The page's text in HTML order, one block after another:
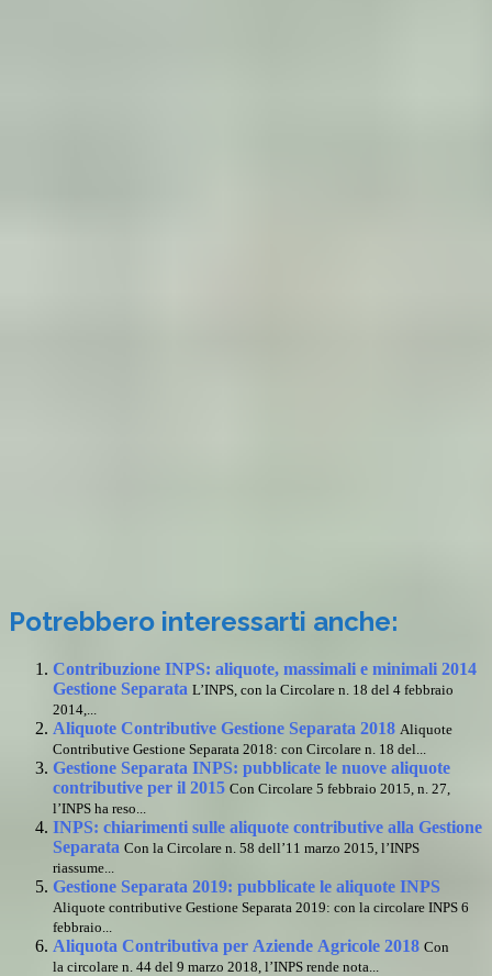
Potrebbero interessarti anche:
Contribuzione INPS: aliquote, massimali e minimali 2014
Gestione Separata L’INPS, con la Circolare n. 18 del 4 febbraio
2014,...
Aliquote Contributive Gestione Separata 2018 Aliquote
Contributive Gestione Separata 2018: con Circolare n. 18 del...
Gestione Separata INPS: pubblicate le nuove aliquote
contributive per il 2015 Con Circolare 5 febbraio 2015, n. 27,
l’INPS ha reso...
INPS: chiarimenti sulle aliquote contributive alla Gestione
Separata Con la Circolare n. 58 dell’11 marzo 2015, l’INPS
riassume...
Gestione Separata 2019: pubblicate le aliquote INPS
Aliquote contributive Gestione Separata 2019: con la circolare INPS 6
febbraio...
Aliquota Contributiva per Aziende Agricole 2018 Con
la circolare n. 44 del 9 marzo 2018, l’INPS rende nota...